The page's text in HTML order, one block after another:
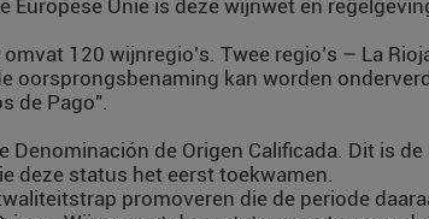
Unie is deze wijnwet en
120 wijnregio’s. Twee regio’s – La
oorsprongsbenaming kan worden
de Pago".
Denominación de Origen Calificada. Dit is
deze status het eerst toekwamen.
promoveren die de periode